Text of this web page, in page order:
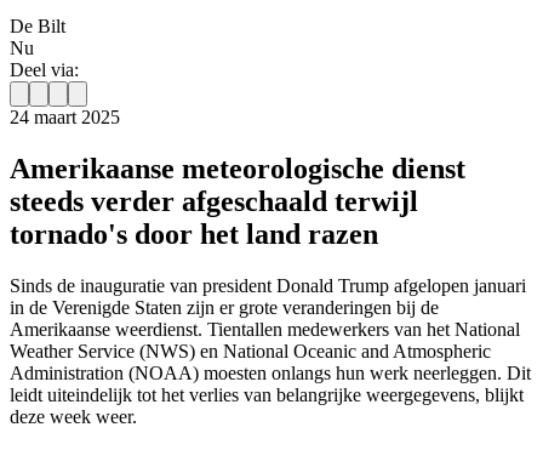
De Bilt
Nu
Deel via:
24 maart 2025
Amerikaanse meteorologische dienst
steeds verder afgeschaald terwijl
tornado's door het land razen
Sinds de inauguratie van president Donald Trump afgelopen januari
in de Verenigde Staten zijn er grote veranderingen bij de
Amerikaanse weerdienst. Tientallen medewerkers van het National
Weather Service (NWS) en National Oceanic and Atmospheric
Administration (NOAA) moesten onlangs hun werk neerleggen. Dit
leidt uiteindelijk tot het verlies van belangrijke weergegevens, blijkt
deze week weer.